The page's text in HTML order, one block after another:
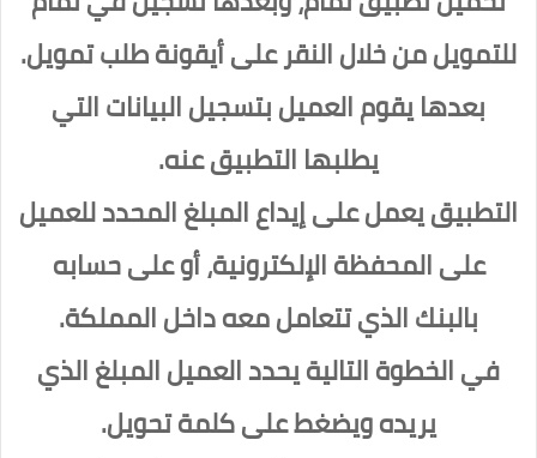
للتمويل من خلال النقر على أيقونة طلب تمويل.
بعدها يقوم العميل بتسجيل البيانات التي
يطلبها التطبيق عنه.
التطبيق يعمل على إيداع المبلغ المحدد للعميل
على المحفظة الإلكترونية، أو على حسابه
بالبنك الذي تتعامل معه داخل المملكة.
في الخطوة التالية يحدد العميل المبلغ الذي
يريده ويضغط على كلمة تحويل.